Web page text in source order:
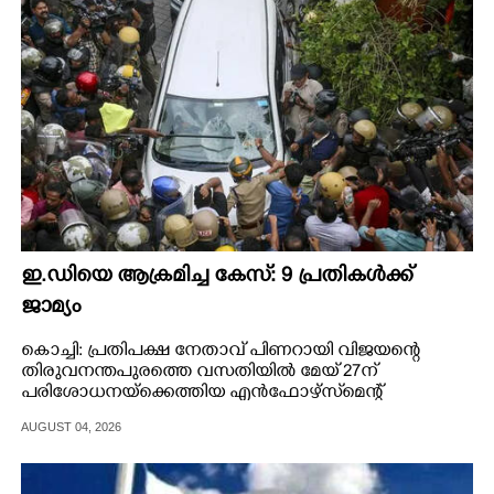
ഇ.ഡിയെ ആക്രമിച്ച കേസ്: 9 പ്രതികൾക്ക്
ജാമ്യം
കൊച്ചി: പ്രതിപക്ഷ നേതാവ് പിണറായി വിജയന്റെ
തിരുവനന്തപുരത്തെ വസതിയിൽ മേയ് 27ന്
പരിശോധനയ്ക്കെത്തിയ എൻഫോഴ്സ്‌മെന്റ്
ഒമ്പത് പ്രതികൾക്ക് ഹൈക്കോടതി ഉപാധികളോടെ
AUGUST 04, 2026